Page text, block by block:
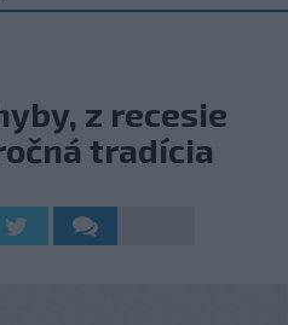
z recesie
tradícia